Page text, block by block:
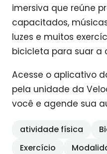
imersiva que reúne
capacitados,
luzes e muitos
bicicleta para suar a
Acesse o aplicativo
pela unidade da
você e agende sua
atividade física
Exercício